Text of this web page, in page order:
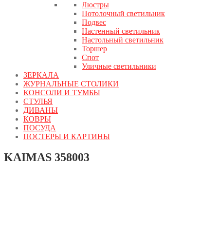
Люстры
Потолочный светильник
Подвес
Настенный светильник
Настольный светильник
Торшер
Спот
Уличные светильники
ЗЕРКАЛА
ЖУРНАЛЬНЫЕ СТОЛИКИ
КОНСОЛИ И ТУМБЫ
СТУЛЬЯ
ДИВАНЫ
КОВРЫ
ПОСУДА
ПОСТЕРЫ И КАРТИНЫ
KAIMAS 358003